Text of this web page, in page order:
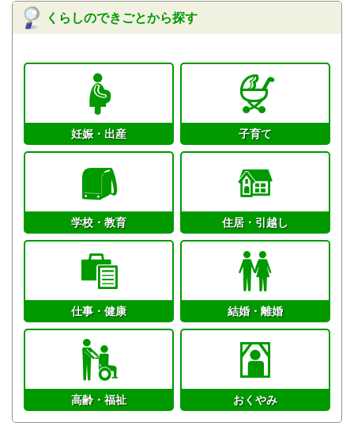
くらしのできごとから探す
妊娠・出産 子育て
学校・教育 住居・引越し
仕事・健康 結婚・離婚
高齢・福祉 おくやみ